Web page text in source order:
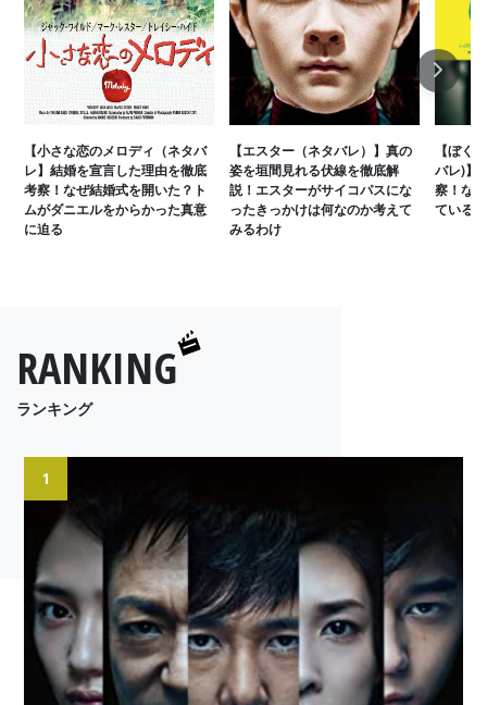
【小さな恋のメロディ（ネタバ
レ】結婚を宣言した理由を徹底
考察！なぜ結婚式を開いた？ト
ムがダニエルをからかった真意
に迫る
【エスター（ネタバレ）】真の
姿を垣間見れる伏線を徹底解
説！エスターがサイコパスにな
ったきっかけは何なのか考えて
みるわけ
【ぼく
バレ)】
察！な
ている
Next
RANKING
ランキング
1